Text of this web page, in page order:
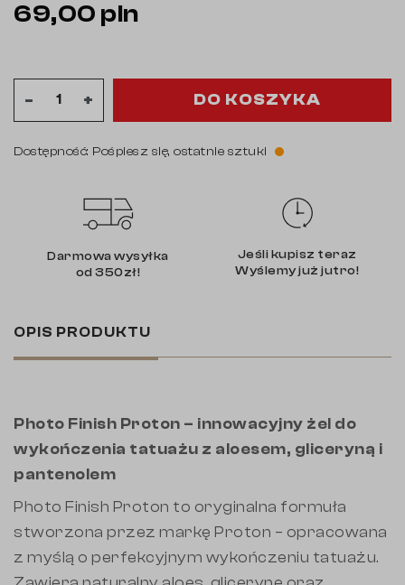
69,00 pln
Dostępność: Pośpiesz się, ostatnie sztuki
- + DO KOSZYKA
Darmowa wysyłka
od 350zł!
Jeśli kupisz teraz
Wyślemy już jutro!
OPIS PRODUKTU
Photo Finish Proton – innowacyjny żel do
wykończenia tatuażu z aloesem, gliceryną i
pantenolem
Photo Finish Proton to oryginalna formuła
stworzona przez markę Proton – opracowana
z myślą o perfekcyjnym wykończeniu tatuażu.